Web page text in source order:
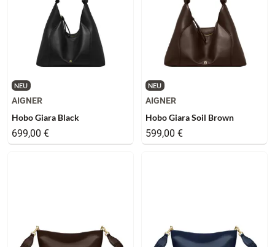
NEU
AIGNER
Hobo Giara Black
699,00 €
NEU
AIGNER
Hobo Giara Soil Brown
599,00 €